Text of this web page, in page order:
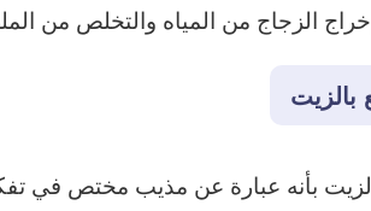
الزجاج من المياه والتخلص من
بالزيت
بأنه عبارة عن مذيب مختص في